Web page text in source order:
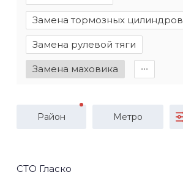
Замена тормозных цилиндров
Замена рулевой тяги
Замена маховика ∙∙∙
Район Метро
СТО Гласко